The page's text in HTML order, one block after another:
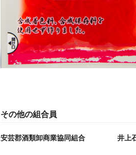
その他の組合員
安芸郡酒類卸商業協同組合 井上